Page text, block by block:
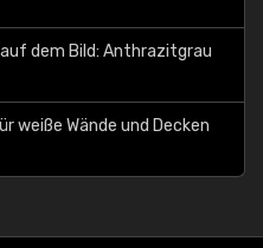
dem Bild: Anthrazitgrau
weiße Wände und Decken